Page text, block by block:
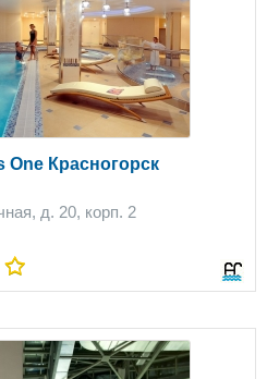
One Красногорск
д. 20, корп. 2